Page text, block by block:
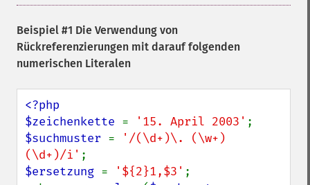
Beispiel #1 Die Verwendung von
Rückreferenzierungen mit darauf folgenden
numerischen Literalen
<?php
$zeichenkette = '15. April 2003'
$suchmuster =
'/(\d+)\. (\w+)
(\d+)/i'
$ersetzung = '${2}1,$3' ;